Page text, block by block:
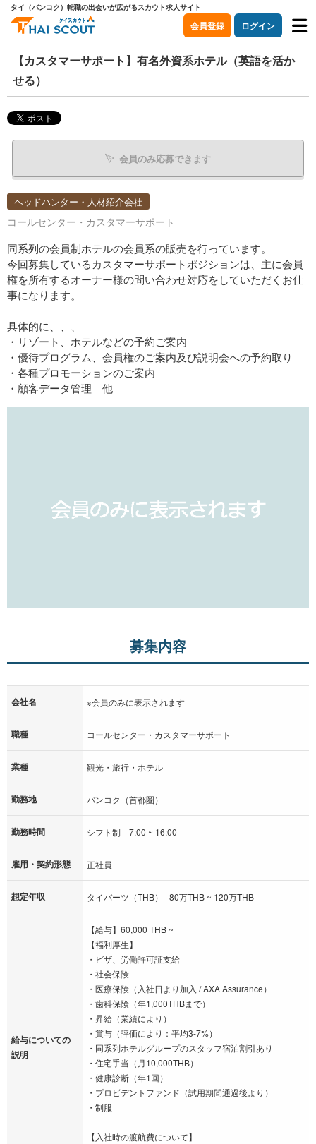
タイ（バンコク）転職の出会いが広がるスカウト求人サイト
会員登録 ログイン
【カスタマーサポート】有名外資系ホテル（英語を活か
せる）
会員のみ応募できます
ヘッドハンター・人材紹介会社
コールセンター・カスタマーサポート
同系列の会員制ホテルの会員系の販売を行っています。
今回募集しているカスタマーサポートポジションは、主に会員
権を所有するオーナー様の問い合わせ対応をしていただくお仕
事になります。
具体的に、、、
・リゾート、ホテルなどの予約ご案内
・優待プログラム、会員権のご案内及び説明会への予約取り
・各種プロモーションのご案内
・顧客データ管理 他
募集内容
会社名 ※会員のみに表示されます
職種 コールセンター・カスタマーサポート
業種 観光・旅行・ホテル
勤務地 バンコク（首都圏）
勤務時間 シフト制 7:00 ~ 16:00
雇用・契約形態 正社員
想定年収 タイバーツ（THB） 80万THB ~ 120万THB
給与についての
説明
【給与】60,000 THB ~
【福利厚生】
・ビザ、労働許可証支給
・社会保険
・医療保険（入社日より加入 / AXA Assurance）
・歯科保険（年1,000THBまで）
・昇給（業績により）
・賞与（評価により：平均3-7%）
・同系列ホテルグループのスタッフ宿泊割引あり
・住宅手当（月10,000THB）
・健康診断（年1回）
・プロビデントファンド（試用期間通過後より）
・制服
【入社時の渡航費について】